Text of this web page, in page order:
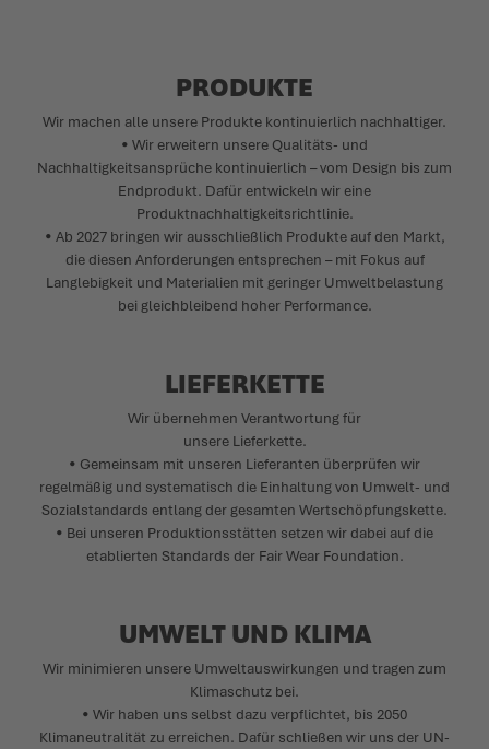
PRODUKTE
Wir machen alle unsere Produkte kontinuierlich nachhaltiger.
• Wir erweitern unsere Qualitäts- und
Nachhaltigkeitsansprüche kontinuierlich – vom Design bis zum
Endprodukt. Dafür entwickeln wir eine
Produktnachhaltigkeitsrichtlinie.
• Ab 2027 bringen wir ausschließlich Produkte auf den Markt,
die diesen Anforderungen entsprechen – mit Fokus auf
Langlebigkeit und Materialien mit geringer Umweltbelastung
bei gleichbleibend hoher Performance.
LIEFERKETTE
Wir übernehmen Verantwortung für
unsere Lieferkette.
• Gemeinsam mit unseren Lieferanten überprüfen wir
regelmäßig und systematisch die Einhaltung von Umwelt- und
Sozialstandards entlang der gesamten Wertschöpfungskette.
• Bei unseren Produktionsstätten setzen wir dabei auf die
etablierten Standards der Fair Wear Foundation.
UMWELT UND KLIMA
Wir minimieren unsere Umweltauswirkungen und tragen zum
Klimaschutz bei.
• Wir haben uns selbst dazu verpflichtet, bis 2050
Klimaneutralität zu erreichen. Dafür schließen wir uns der UN-